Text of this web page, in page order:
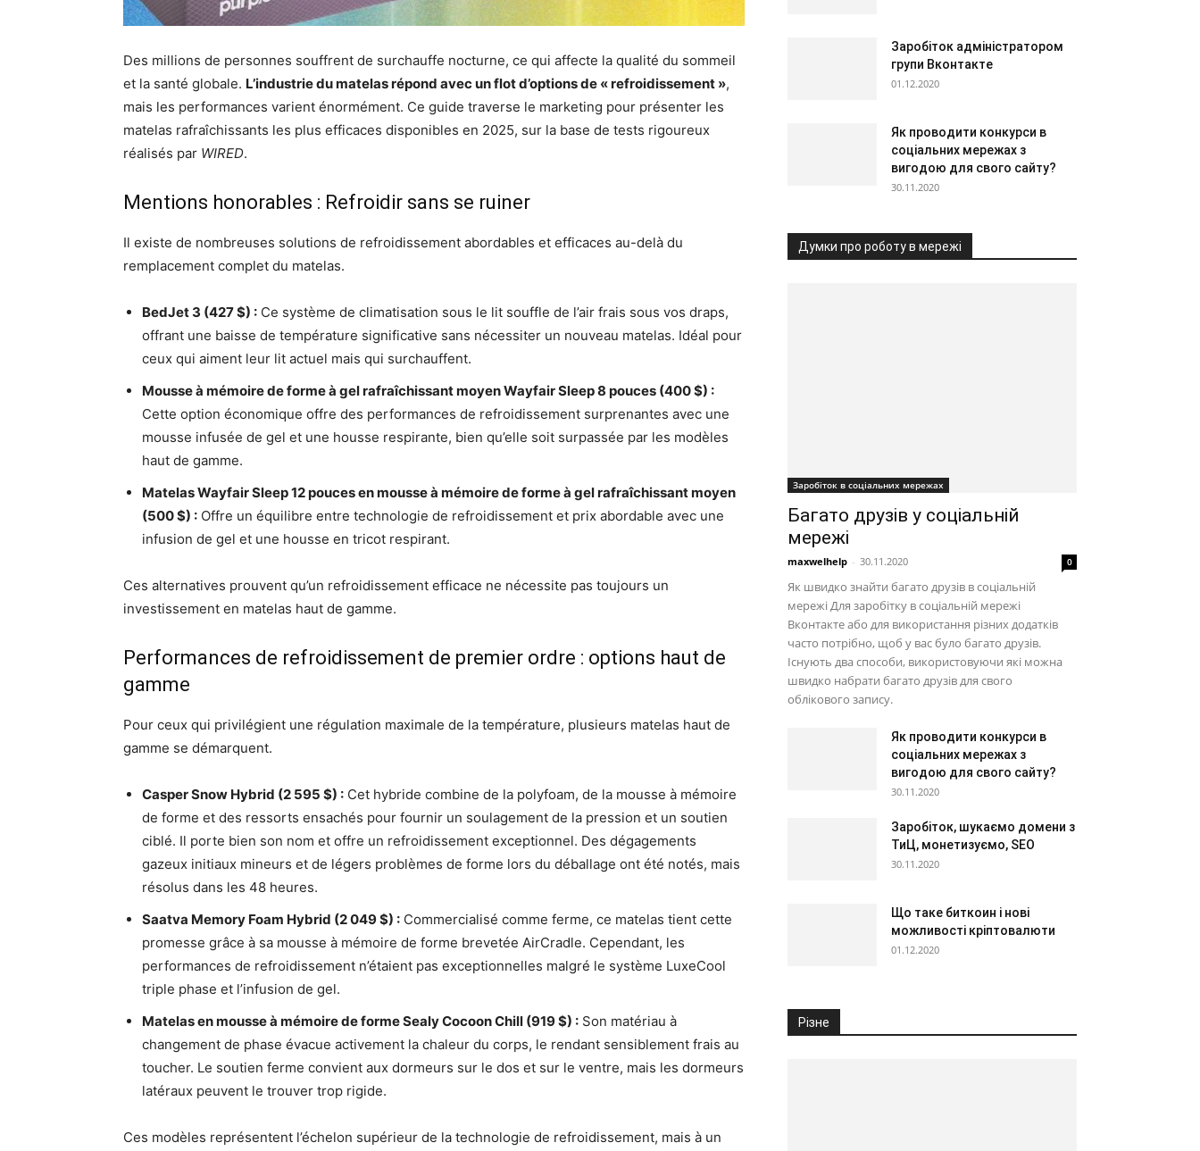
Des millions de personnes souffrent de surchauffe nocturne, ce qui affecte la qualité du sommeil
et la santé globale. L’industrie du matelas répond avec un flot d’options de « refroidissement »,
mais les performances varient énormément. Ce guide traverse le marketing pour présenter les
matelas rafraîchissants les plus efficaces disponibles en 2025, sur la base de tests rigoureux
réalisés par WIRED.
Mentions honorables : Refroidir sans se ruiner
Il existe de nombreuses solutions de refroidissement abordables et efficaces au-delà du
remplacement complet du matelas.
BedJet 3 (427 $) : Ce système de climatisation sous le lit souffle de l’air frais sous vos draps,
offrant une baisse de température significative sans nécessiter un nouveau matelas. Idéal pour
ceux qui aiment leur lit actuel mais qui surchauffent.
Mousse à mémoire de forme à gel rafraîchissant moyen Wayfair Sleep 8 pouces (400 $) :
Cette option économique offre des performances de refroidissement surprenantes avec une
mousse infusée de gel et une housse respirante, bien qu’elle soit surpassée par les modèles
haut de gamme.
Matelas Wayfair Sleep 12 pouces en mousse à mémoire de forme à gel rafraîchissant moyen
(500 $) : Offre un équilibre entre technologie de refroidissement et prix abordable avec une
infusion de gel et une housse en tricot respirant.
Ces alternatives prouvent qu’un refroidissement efficace ne nécessite pas toujours un
investissement en matelas haut de gamme.
Performances de refroidissement de premier ordre : options haut de
gamme
Pour ceux qui privilégient une régulation maximale de la température, plusieurs matelas haut de
gamme se démarquent.
Casper Snow Hybrid (2 595 $) : Cet hybride combine de la polyfoam, de la mousse à mémoire
de forme et des ressorts ensachés pour fournir un soulagement de la pression et un soutien
ciblé. Il porte bien son nom et offre un refroidissement exceptionnel. Des dégagements
gazeux initiaux mineurs et de légers problèmes de forme lors du déballage ont été notés, mais
résolus dans les 48 heures.
Saatva Memory Foam Hybrid (2 049 $) : Commercialisé comme ferme, ce matelas tient cette
promesse grâce à sa mousse à mémoire de forme brevetée AirCradle. Cependant, les
performances de refroidissement n’étaient pas exceptionnelles malgré le système LuxeCool
triple phase et l’infusion de gel.
Matelas en mousse à mémoire de forme Sealy Cocoon Chill (919 $) : Son matériau à
changement de phase évacue activement la chaleur du corps, le rendant sensiblement frais au
toucher. Le soutien ferme convient aux dormeurs sur le dos et sur le ventre, mais les dormeurs
latéraux peuvent le trouver trop rigide.
Ces modèles représentent l’échelon supérieur de la technologie de refroidissement, mais à un
Заробіток адміністратором
групи Вконтакте
01.12.2020
Як проводити конкурси в
соціальних мережах з
вигодою для свого сайту?
30.11.2020
Думки про роботу в мережі
Заробіток в соціальних мережах
Багато друзів у соціальній
мережі
maxwelhelp - 30.11.2020 0
Як швидко знайти багато друзів в соціальній
мережі Для заробітку в соціальній мережі
Вконтакте або для використання різних додатків
часто потрібно, щоб у вас було багато друзів.
Існують два способи, використовуючи які можна
швидко набрати багато друзів для свого
облікового запису.
Як проводити конкурси в
соціальних мережах з
вигодою для свого сайту?
30.11.2020
Заробіток, шукаємо домени з
ТиЦ, монетизуємо, SEO
30.11.2020
Що таке биткоин і нові
можливості кріптовалюти
01.12.2020
Різне